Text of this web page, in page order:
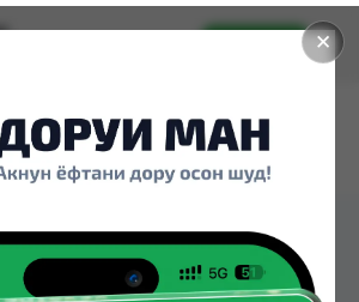
✕
Установить